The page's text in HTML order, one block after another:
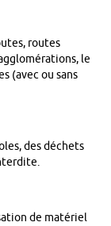
routes
le
(avec ou sans
des déchets
de matériel